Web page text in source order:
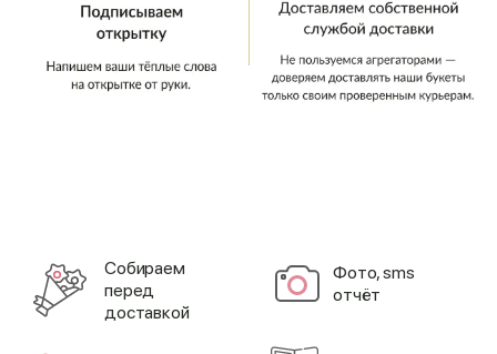
Cобираем
перед
доставкой
Фото, sms
отчёт